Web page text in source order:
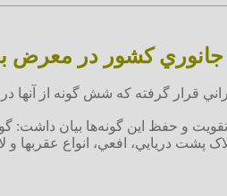
و حفظ اين گونه‌ها بيان داشت:
پشت دريايي، افعي، انواع